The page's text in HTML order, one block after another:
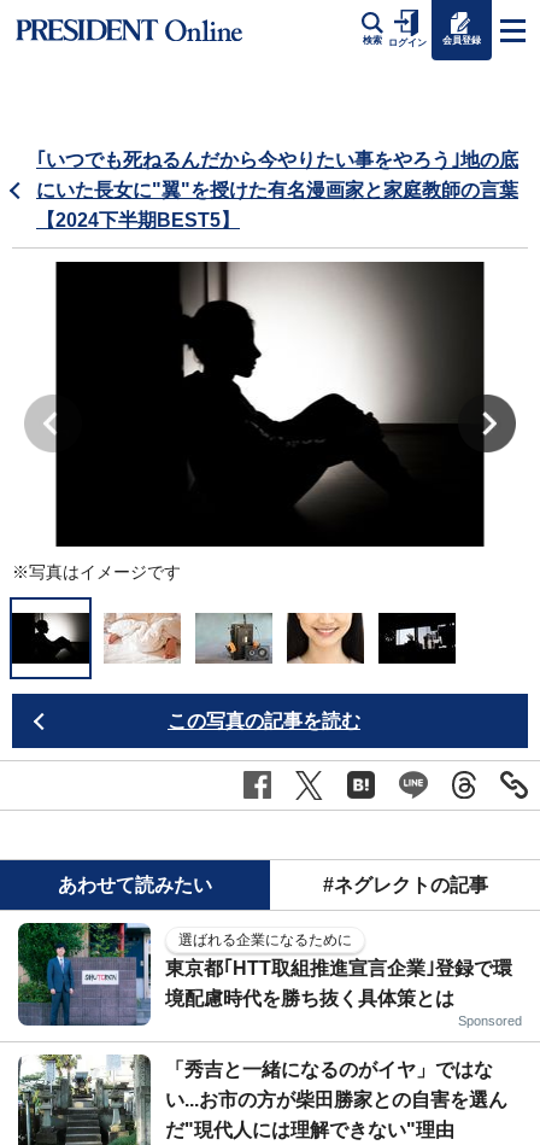
検索 ログイン 会員登録
｢いつでも死ねるんだから今やりたい事をやろう｣地の底
にいた長女に"翼"を授けた有名漫画家と家庭教師の言葉
【2024下半期BEST5】
※写真はイメージです
この写真の記事を読む
あわせて読みたい #ネグレクトの記事
選ばれる企業になるために
東京都｢HTT取組推進宣言企業｣登録で環
境配慮時代を勝ち抜く具体策とは
Sponsored
「秀吉と一緒になるのがイヤ」ではな
い...お市の方が柴田勝家との自害を選ん
だ"現代人には理解できない"理由